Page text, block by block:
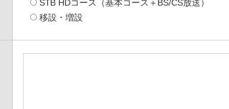
STB HDコース（基本コース＋BS/CS放送）
移設・増設